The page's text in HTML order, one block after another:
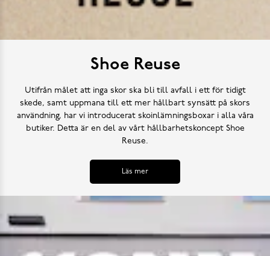
Shoe Reuse
Utifrån målet att inga skor ska bli till avfall i ett för tidigt
skede, samt uppmana till ett mer hållbart synsätt på skors
användning, har vi introducerat skoinlämningsboxar i alla våra
butiker. Detta är en del av vårt hållbarhetskoncept Shoe
Reuse.
Läs mer